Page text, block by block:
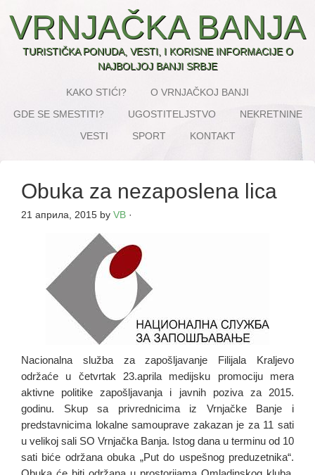
VRNJAČKA BANJA
TURISTIČKA PONUDA, VESTI, I KORISNE INFORMACIJE O
NAJBOLJOJ BANJI SRBJE
KAKO STIĆI?
O VRNJAČKOJ BANJI
GDE SE SMESTITI?
UGOSTITELJSTVO
NEKRETNINE
VESTI
SPORT KONTAKT
Obuka za nezaposlena lica
21 априла, 2015 by VB ·
Nacionalna služba za zapošljavanje Filijala Kraljevo
održaće u četvrtak 23.aprila medijsku promociju mera
aktivne politike zapošljavanja i javnih poziva za 2015.
godinu. Skup sa privrednicima iz Vrnjačke Banje i
predstavnicima lokalne samouprave zakazan je za 11 sati
u velikoj sali SO Vrnjačka Banja. Istog dana u terminu od 10
sati biće održana obuka „Put do uspešnog preduzetnika“.